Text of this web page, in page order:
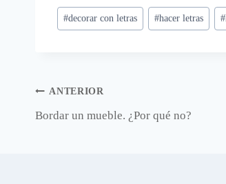
Etiquetas
de
#decorar con letras #hacer letras #
Navegación
de
ANTERIOR
Bordar un mueble. ¿Por qué no?